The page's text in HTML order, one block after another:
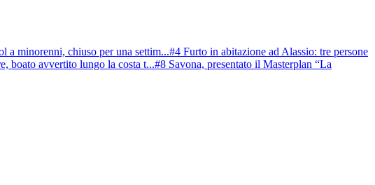
a minorenni, chiuso per una settim...#4 Furto in abitazione ad Alassio: tre persone
boato avvertito lungo la costa t...#8 Savona, presentato il Masterplan “La